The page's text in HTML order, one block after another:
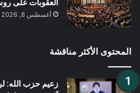
العقوبات على
أغسطس 8, 2026
المحتوى الأكثر مناقشة
زعيم حزب الله: